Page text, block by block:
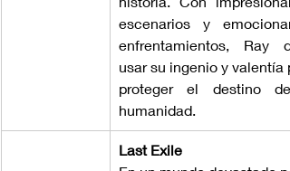
escenarios y
enfrentamientos, Ray
usar su ingenio y valentía
proteger el destino
humanidad.
Last Exile